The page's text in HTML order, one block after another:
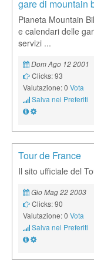
gare di mountain
Pianeta Mountain
e calendari delle
servizi ...
Dom Ago 12 2001
Clicks: 93
Valutazione: 0 Vota
Salva nei Preferiti
Tour de France
Il sito ufficiale del
Gio Mag 22 2003
Clicks: 90
Valutazione: 0 Vota
Salva nei Preferiti